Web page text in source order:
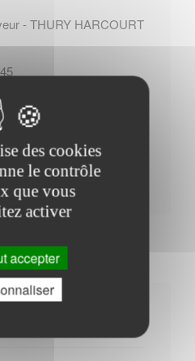
- THURY HARCOURT
de tourisme
de tourisme
des cookies
le contrôle
que vous
activer
accepter